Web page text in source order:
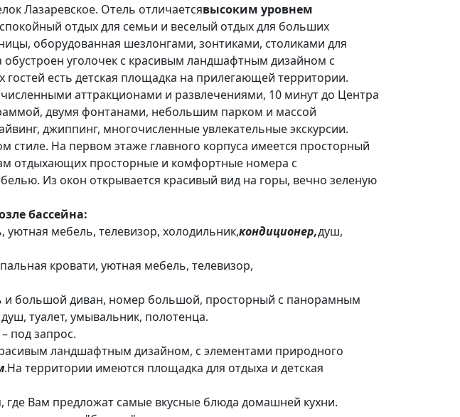
Лазаревское. Отель отличаетсявысоким уровнем
отдых для семьи и веселый отдых для больших
оборудованная шезлонгами, зонтиками, столиками для
уголочек с красивым ландшафтным дизайном с
есть детская площадка на прилегающей территории.
аттракционами и развлечениями, 10 минут до Центра
двумя фонтанами, небольшим парком и массой
джиппинг, многочисленные увлекательные экскурсии.
стиле. На первом этаже главного корпуса имеется просторный
отдыхающих просторные и комфортные номера с
Из окон открывается красивый вид на горы, вечно зеленую
бассейна:
уютная мебель, телевизор, холодильник,кондиционер,душ,
кровати, уютная мебель, телевизор,
и большой диван, номер большой, просторный с панорамным
душ, туалет, умывальник, полотенца.
под запрос.
ландшафтным дизайном, с элементами природного
.На территории имеются площадка для отдыха и детская
где Вам предложат самые вкусные блюда домашней кухни.